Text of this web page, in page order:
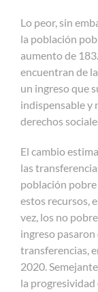
Lo peor, sin
la población
aumento de
encuentran de
un ingreso que
indispensable y
derechos
El cambio
las
población
estos recursos,
vez, los no
ingreso
transferencias,
2020.
la